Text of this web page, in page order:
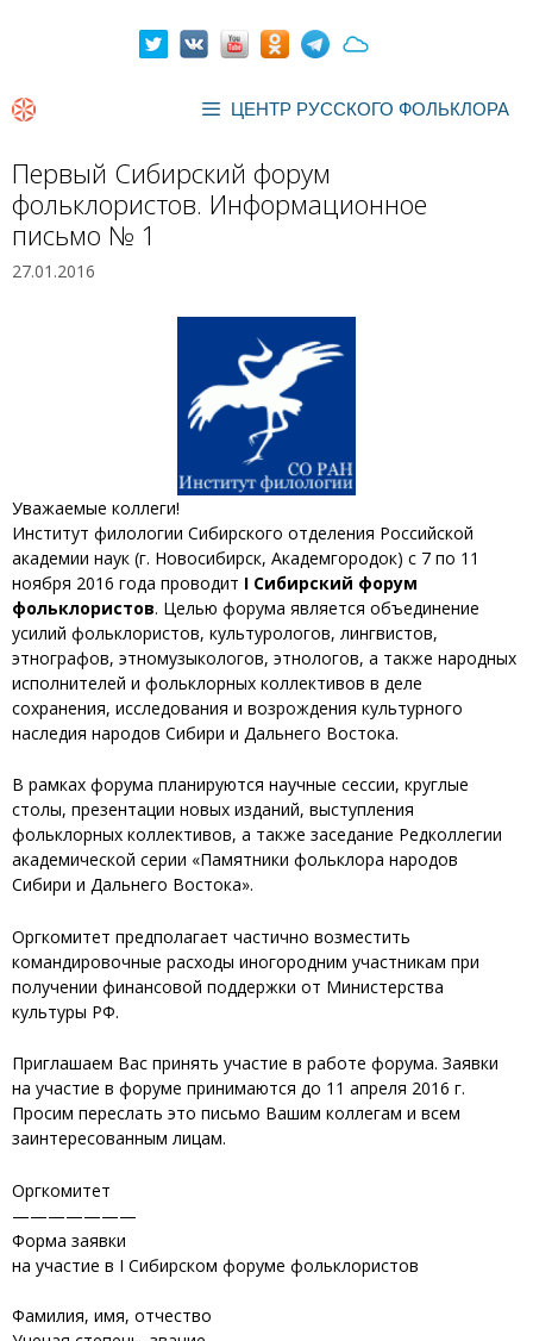
ЦЕНТР РУССКОГО ФОЛЬКЛОРА
Первый Сибирский форум
фольклористов. Информационное
письмо № 1
27.01.2016
Уважаемые коллеги!
Институт филологии Сибирского отделения Российской
академии наук (г. Новосибирск, Академгородок) с 7 по 11
ноября 2016 года проводит I Сибирский форум
фольклористов. Целью форума является объединение
усилий фольклористов, культурологов, лингвистов,
этнографов, этномузыкологов, этнологов, а также народных
исполнителей и фольклорных коллективов в деле
сохранения, исследования и возрождения культурного
наследия народов Сибири и Дальнего Востока.
В рамках форума планируются научные сессии, круглые
столы, презентации новых изданий, выступления
фольклорных коллективов, а также заседание Редколлегии
академической серии «Памятники фольклора народов
Сибири и Дальнего Востока».
Оргкомитет предполагает частично возместить
командировочные расходы иногородним участникам при
получении финансовой поддержки от Министерства
культуры РФ.
Приглашаем Вас принять участие в работе форума. Заявки
на участие в форуме принимаются до 11 апреля 2016 г.
Просим переслать это письмо Вашим коллегам и всем
заинтересованным лицам.
Оргкомитет
———————
Форма заявки
на участие в I Сибирском форуме фольклористов
Фамилия, имя, отчество